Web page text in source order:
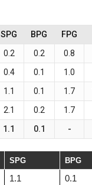
SPG BPG FPG
0.2 0.2 0.8
0.4 0.1 1.0
1.1 0.1 1.7
2.1 0.2 1.7
1.1 0.1 -
SPG BPG
1.1 0.1